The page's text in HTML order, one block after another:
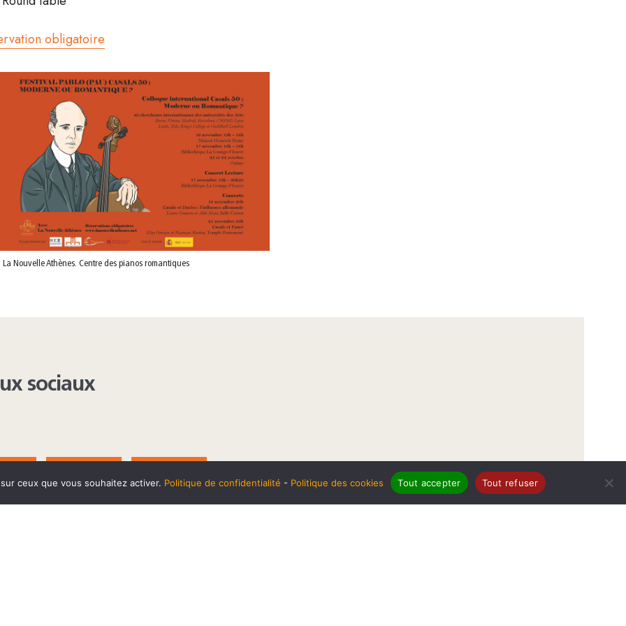
obligatoire
Nouvelle Athènes. Centre des pianos romantiques
sociaux
ceux que vous souhaitez activer. Politique de confidentialité - Politique des cookies Tout accepter Tout refuser